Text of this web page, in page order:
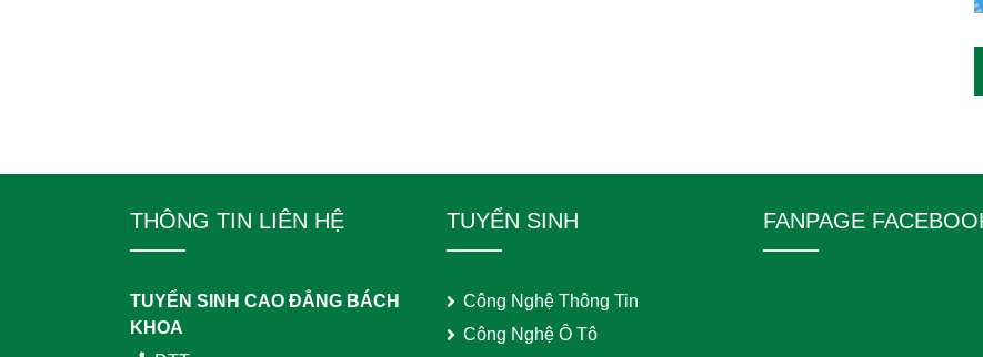
THÔNG TIN LIÊN HỆ
TUYỂN SINH CAO ĐẲNG BÁCH
KHOA
TUYỂN SINH
Công Nghệ Thông Tin
Công Nghệ Ô Tô
FANPAGE